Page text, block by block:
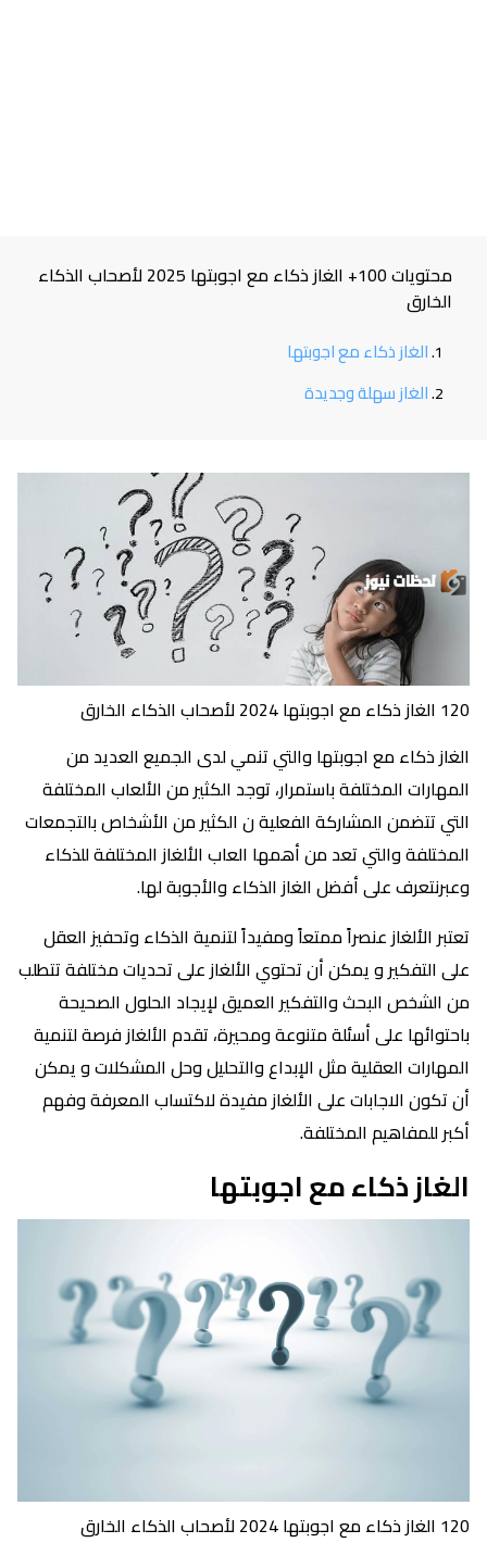
محتويات 100+ الغاز ذكاء مع اجوبتها 2025 لأصحاب الذكاء
الخارق
الغاز ذكاء مع اجوبتها
الغاز سهلة وجديدة
120 الغاز ذكاء مع اجوبتها 2024 لأصحاب الذكاء الخارق
الغاز ذكاء مع اجوبتها والتي تنمي لدى الجميع العديد من
المهارات المختلفة باستمرار، توجد الكثير من الألعاب المختلفة
التي تتضمن المشاركة الفعلية ن الكثير من الأشخاص بالتجمعات
المختلفة والتي تعد من أهمها العاب الألغاز المختلفة للذكاء
وعبرنتعرف على أفضل الغاز الذكاء والأجوبة لها.
تعتبر الألغاز عنصراً ممتعاً ومفيداً لتنمية الذكاء وتحفيز العقل
على التفكير و يمكن أن تحتوي الألغاز على تحديات مختلفة تتطلب
من الشخص البحث والتفكير العميق لإيجاد الحلول الصحيحة
باحتوائها على أسئلة متنوعة ومحيرة، تقدم الألغاز فرصة لتنمية
المهارات العقلية مثل الإبداع والتحليل وحل المشكلات و يمكن
أن تكون الاجابات على الألغاز مفيدة لاكتساب المعرفة وفهم
أكبر للمفاهيم المختلفة.
الغاز ذكاء مع اجوبتها
120 الغاز ذكاء مع اجوبتها 2024 لأصحاب الذكاء الخارق